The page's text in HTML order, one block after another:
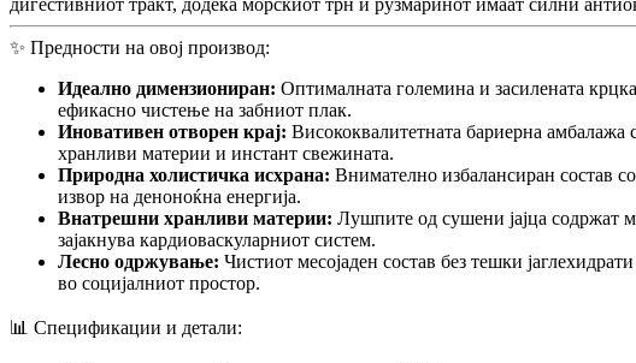
✨ Предности на овој производ:
Идеално димензиониран: Оптималната големина и засилената
ефикасно чистење на забниот плак.
Иновативен отворен крај: Висококвалитетната бариерна амбалажа
хранливи материи и инстант свежината.
Природна холистичка исхрана: Внимателно избалансиран состав
извор на деноноќна енергија.
Внатрешни хранливи материи: Лушпите од сушени јајца содржат
зајакнува кардиоваскуларниот систем.
Лесно одржување: Чистиот месојаден состав без тешки
во социјалниот простор.
📊 Спецификации и детали: